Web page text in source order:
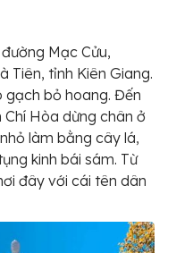
Mạc Cửu,
Tiên, tỉnh Kiên Giang.
bỏ hoang. Đến
Hòa dừng chân ở
làm bằng cây lá,
kinh bái sám. Từ
đây với cái tên dân